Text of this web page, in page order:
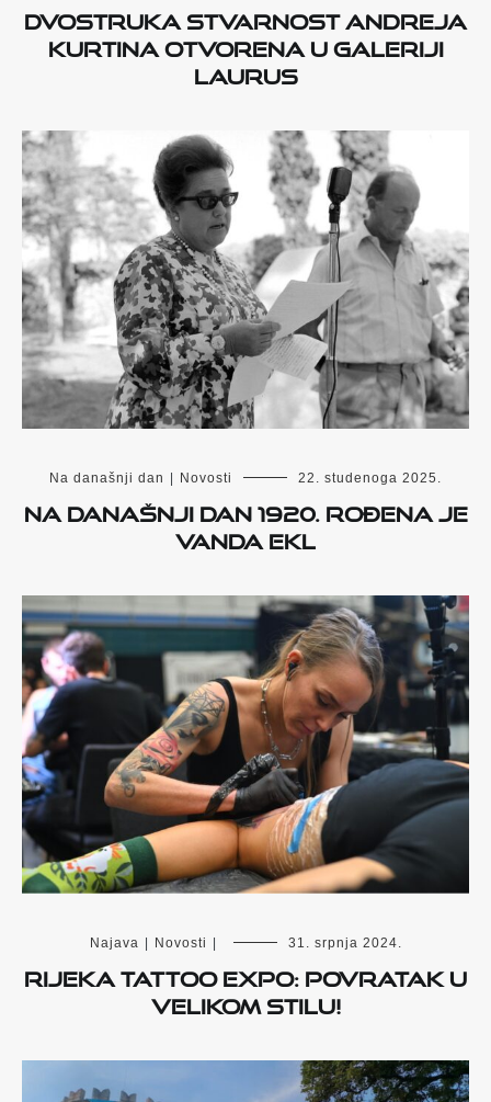
Dvostruka stvarnost Andreja
Kurtina otvorena u Galeriji
Laurus
Na današnji dan Novosti 22. studenoga 2025.
Na današnji dan 1920. rođena je
Vanda Ekl
Najava Novosti 31. srpnja 2024.
Rijeka Tattoo Expo: Povratak u
velikom stilu!